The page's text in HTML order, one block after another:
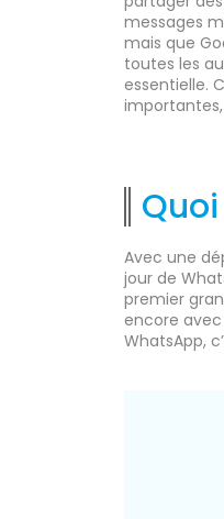
messages
mais que
toutes les
essentielle.
Avec une
jour de
premier
encore
WhatsApp,